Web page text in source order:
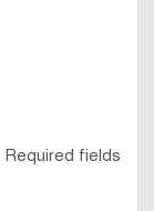
Required fields